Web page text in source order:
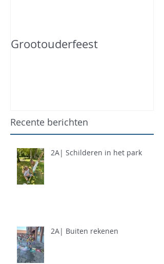
Grootouderfeest
Recente berichten
2A| Schilderen in het park
2A| Buiten rekenen